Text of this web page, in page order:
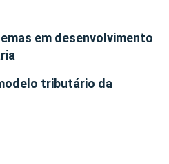
em desenvolvimento
tributário da